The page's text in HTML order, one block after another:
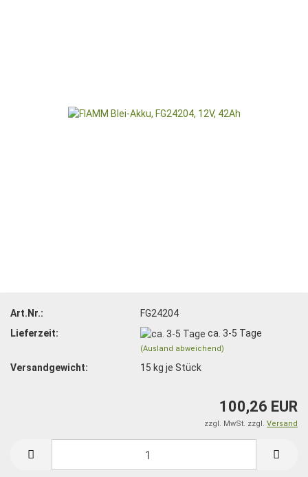
Art.Nr.:
FG24204
Lieferzeit:
ca. 3-5 Tage
(Ausland abweichend)
Versandgewicht: 15 kg je Stück
100,26 EUR
zzgl. MwSt. zzgl. Versand